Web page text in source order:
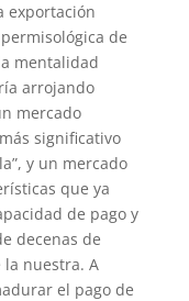
exportación
de
mentalidad
arrojando
mercado
significativo
y un mercado
que ya
de pago y
decenas de
la nuestra. A
el pago de